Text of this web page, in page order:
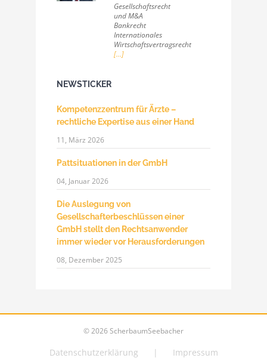
Gesellschaftsrecht
und M&A
Bankrecht
Internationales
Wirtschaftsvertragsrecht
[...]
NEWSTICKER
Kompetenzzentrum für Ärzte –
rechtliche Expertise aus einer Hand
11, März 2026
Pattsituationen in der GmbH
04, Januar 2026
Die Auslegung von
Gesellschafterbeschlüssen einer
GmbH stellt den Rechtsanwender
immer wieder vor Herausforderungen
08, Dezember 2025
©2026 ScherbaumSeebacher
Datenschutzerklärung Impressum